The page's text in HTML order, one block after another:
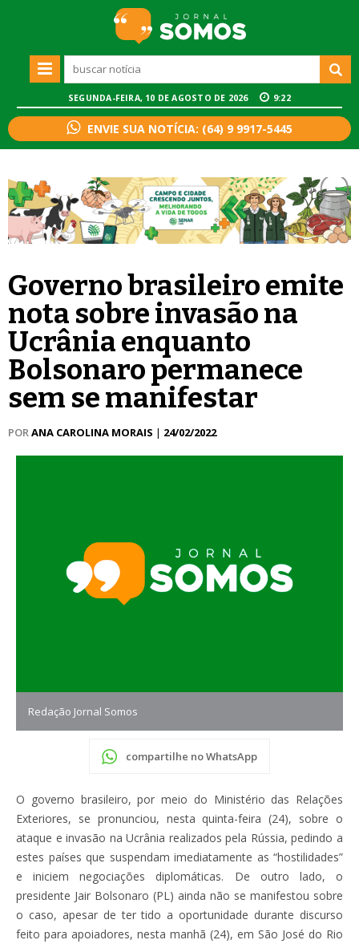
SEGUNDA-FEIRA, 10 DE AGOSTO DE 2026 9:22
ENVIE SUA NOTÍCIA: (64) 9 9917-5445
Governo brasileiro emite
nota sobre invasão na
Ucrânia enquanto
Bolsonaro permanece
sem se manifestar
PORANA CAROLINA MORAIS | 24/02/2022
Redação Jornal Somos
compartilhe no WhatsApp
O governo brasileiro, por meio do Ministério das Relações
Exteriores, se pronunciou, nesta quinta-feira (24), sobre o
ataque e invasão na Ucrânia realizados pela Rússia, pedindo a
estes países que suspendam imediatamente as “hostilidades”
e iniciem negociações diplomáticas. De outro lado, o
presidente Jair Bolsonaro (PL) ainda não se manifestou sobre
o caso, apesar de ter tido a oportunidade durante discurso
feito para apoiadores, nesta manhã (24), em São José do Rio